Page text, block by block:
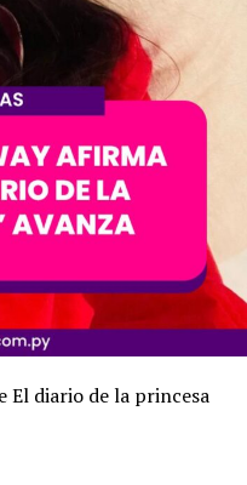
El diario de la princesa